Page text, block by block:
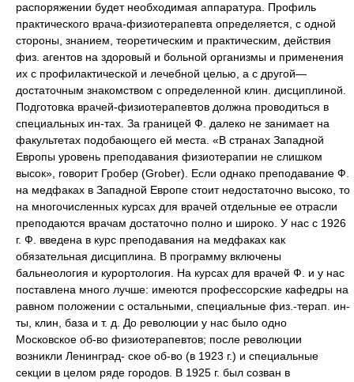
распоряжении будет необходимая аппаратура. Профиль
практического врача-физиотерапевта определяется, с одной
стороны, знанием, теоретическим и практическим, действия
физ. агентов на здоровый и больной организмы и применения
их с профилактической и лечебной целью, а с другой—
достаточным знакомством с определенной клин. дисциплиной.
Подготовка врачей-физиотерапевтов должна проводиться в
специальных ин-тах. За границей Ф. далеко не занимает на
факультетах подобающего ей места. «В странах Западной
Европы уровень преподавания физиотерапии не слишком
высок», говорит Гробер (Grober). Если однако преподавание Ф.
на медфаках в Западной Европе стоит недостаточно высоко, то
на многочисленных курсах для врачей отдельные ее отрасли
преподаются врачам достаточно полно и широко. У нас с 1926
г. Ф. введена в курс преподавания на медфаках как
обязательная дисциплина. В программу включены
бальнеология и курортология. На курсах для врачей Ф. и у нас
поставлена много лучше: имеются профессорские кафедры на
равном положении с остальными, специальные физ.-терап. ин-
ты, клин, база и т. д. До революции у нас было одно
Московское об-во физиотерапевтов; после революции
возникли Ленинград- ское об-во (в 1923 г.) и специальные
секции в целом ряде городов. В 1925 г. был созван в